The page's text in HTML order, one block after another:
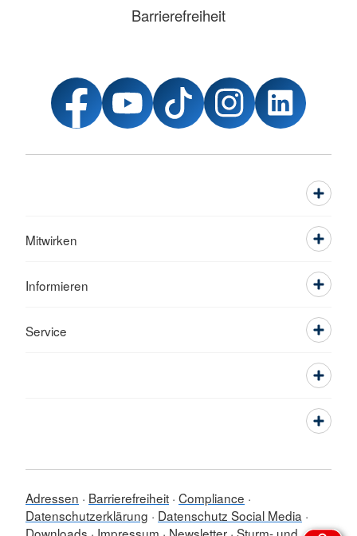
Barrierefreiheit
Mitwirken
Informieren
Service
Adressen Barrierefreiheit Compliance
Datenschutzerklärung
Datenschutz Social Media